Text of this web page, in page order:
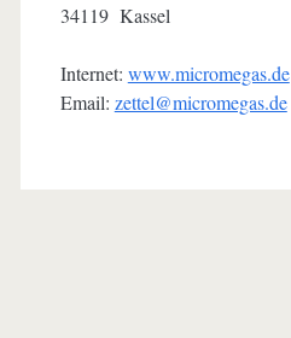
34119 Kassel
Internet: www.micromegas.de
Email: zettel@micromegas.de